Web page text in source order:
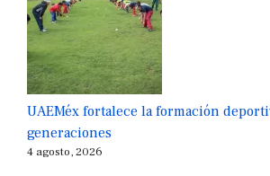
UAEMéx fortalece la formación
generaciones
4 agosto, 2026